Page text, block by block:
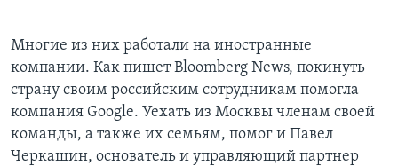
Многие из них работали на иностранные
компании. Как пишет Bloomberg News, покинуть
страну своим российским сотрудникам помогла
компания Google. Уехать из Москвы членам своей
команды, а также их семьям, помог и Павел
Черкашин, основатель и управляющий партнер